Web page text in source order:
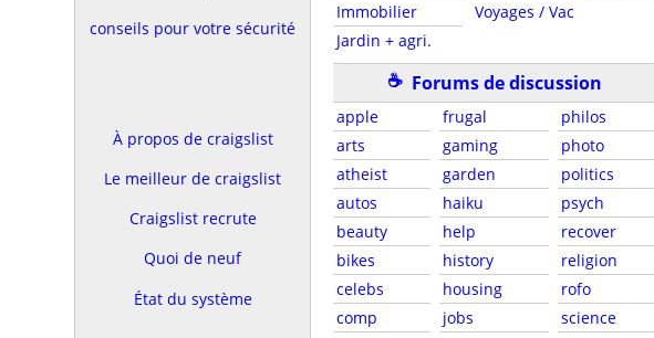
conseils pour votre sécurité
À propos de craigslist
Le meilleur de craigslist
Craigslist recrute
Quoi de neuf
État du système
Immobilier
Jardin + agri.
Voyages / Vac
☕ Forums de discussion
apple
arts
atheist
autos
beauty
bikes
celebs
comp
frugal
gaming
garden
haiku
help
history
housing
jobs
philos
photo
politics
psych
recover
religion
rofo
science